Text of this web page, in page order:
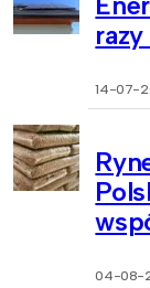
14-07-
04-08-